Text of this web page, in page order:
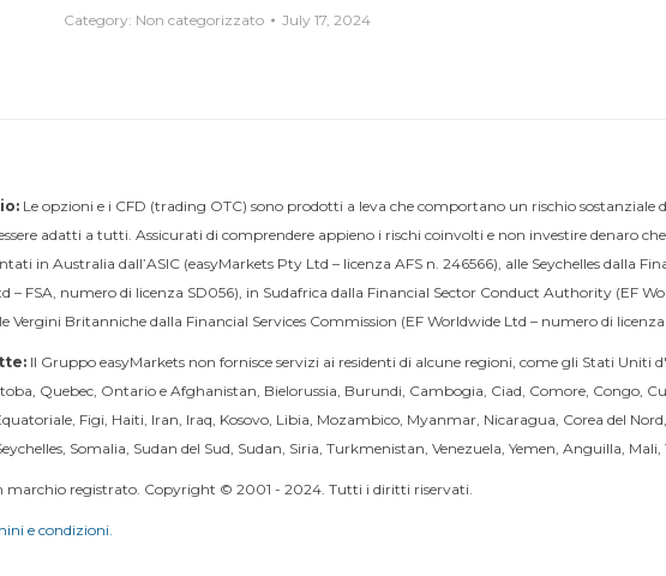
Category: Non categorizzato July 17, 2024
Le opzioni e i CFD (trading OTC) sono prodotti a leva che comportano un rischio sostanziale
adatti a tutti. Assicurati di comprendere appieno i rischi coinvolti e non investire denaro
in Australia dall’ASIC (easyMarkets Pty Ltd – licenza AFS n. 246566), alle Seychelles dalla
– FSA, numero di licenza SD056), in Sudafrica dalla Financial Sector Conduct Authority (EF
Vergini Britanniche dalla Financial Services Commission (EF Worldwide Ltd – numero di licenza
Il Gruppo easyMarkets non fornisce servizi ai residenti di alcune regioni, come gli Stati Uniti
Quebec, Ontario e Afghanistan, Bielorussia, Burundi, Cambogia, Ciad, Comore, Congo,
Figi, Haiti, Iran, Iraq, Kosovo, Libia, Mozambico, Myanmar, Nicaragua, Corea del
Somalia, Sudan del Sud, Sudan, Siria, Turkmenistan, Venezuela, Yemen, Anguilla,
marchio registrato. Copyright © 2001 - 2024. Tutti i diritti riservati.
e condizioni.